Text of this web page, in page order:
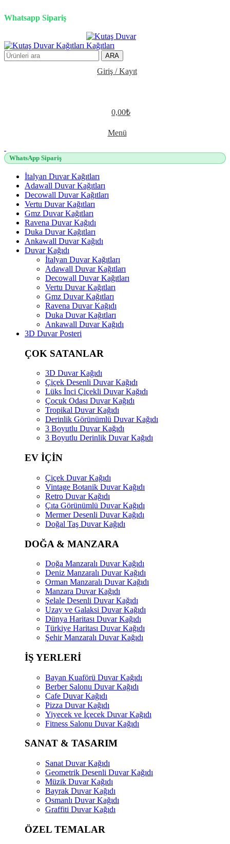
Whatsapp Sipariş
ARA
Giriş / Kayıt
0,00₺
Menü
WhatsApp Sipariş
İtalyan Duvar Kağıtları
Adawall Duvar Kağıtları
Decowall Duvar Kağıtları
Vertu Duvar Kağıtları
Gmz Duvar Kağıtları
Ravena Duvar Kağıdı
Duka Duvar Kağıtları
Ankawall Duvar Kağıdı
Duvar Kağıdı
İtalyan Duvar Kağıtları
Adawall Duvar Kağıtları
Decowall Duvar Kağıtları
Vertu Duvar Kağıtları
Gmz Duvar Kağıtları
Ravena Duvar Kağıdı
Duka Duvar Kağıtları
Ankawall Duvar Kağıdı
3D Duvar Posteri
ÇOK SATANLAR
3D Duvar Kağıdı
Çiçek Desenli Duvar Kağıdı
Lüks İnci Çiçekli Duvar Kağıdı
Çocuk Odası Duvar Kağıdı
Tropikal Duvar Kağıdı
Derinlik Görünümlü Duvar Kağıdı
3 Boyutlu Duvar Kağıdı
3 Boyutlu Derinlik Duvar Kağıdı
EV İÇİN
Çiçek Duvar Kağıdı
Vintage Botanik Duvar Kağıdı
Retro Duvar Kağıdı
Çıta Görünümlü Duvar Kağıdı
Mermer Desenli Duvar Kağıdı
Doğal Taş Duvar Kağıdı
DOĞA & MANZARA
Doğa Manzaralı Duvar Kağıdı
Deniz Manzaralı Duvar Kağıdı
Orman Manzaralı Duvar Kağıdı
Manzara Duvar Kağıdı
Şelale Desenli Duvar Kağıdı
Uzay ve Galaksi Duvar Kağıdı
Dünya Haritası Duvar Kağıdı
Türkiye Haritası Duvar Kağıdı
Şehir Manzaralı Duvar Kağıdı
İŞ YERLERİ
Bayan Kuaförü Duvar Kağıdı
Berber Salonu Duvar Kağıdı
Cafe Duvar Kağıdı
Pizza Duvar Kağıdı
Yiyecek ve İçecek Duvar Kağıdı
Fitness Salonu Duvar Kağıdı
SANAT & TASARIM
Sanat Duvar Kağıdı
Geometrik Desenli Duvar Kağıdı
Müzik Duvar Kağıdı
Bayrak Duvar Kağıdı
Osmanlı Duvar Kağıdı
Graffiti Duvar Kağıdı
ÖZEL TEMALAR